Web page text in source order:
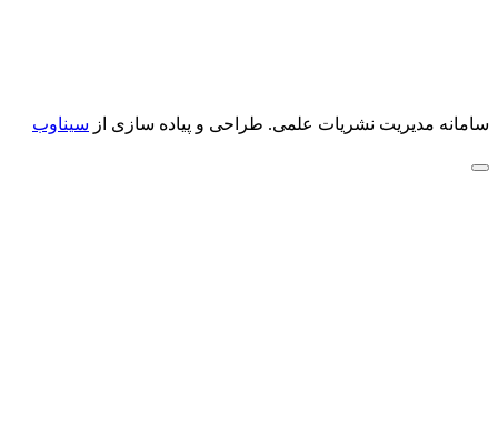
سامانه مدیریت نشریات علمی. طراحی و پیاده سازی از سیناوب